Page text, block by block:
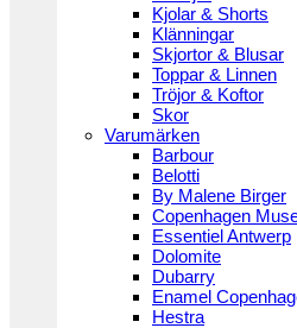
Kjolar & Shorts
Klänningar
Skjortor & Blusar
Toppar & Linnen
Tröjor & Koftor
Skor
Varumärken
Barbour
Belotti
By Malene Birger
Copenhagen
Essentiel Antwerp
Dolomite
Dubarry
Enamel
Hestra